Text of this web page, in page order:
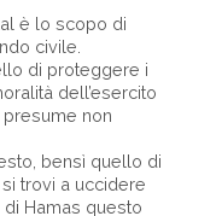
è lo scopo di
civile.
di proteggere i
dell’esercito
non
bensì quello di
trovi a uccidere
Hamas questo